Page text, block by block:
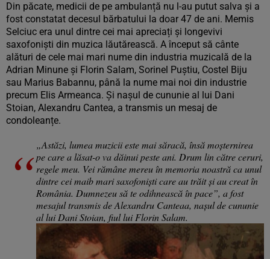
Din păcate, medicii de pe ambulanță nu l-au putut salva și a
fost constatat decesul bărbatului la doar 47 de ani. Memis
Selciuc era unul dintre cei mai apreciați și longevivi
saxofoniști din muzica lăutărească. A început să cânte
alături de cele mai mari nume din industria muzicală de la
Adrian Minune și Florin Salam, Sorinel Puștiu, Costel Biju
sau Marius Babannu, până la nume mai noi din industrie
precum Elis Armeanca. Și nașul de cununie al lui Dani
Stoian, Alexandru Cantea, a transmis un mesaj de
condoleanțe.
„Astăzi, lumea muzicii este mai săracă, însă moșternirea
pe care a lăsat-o va dăinui peste ani. Drum lin către ceruri,
regele meu. Vei rămâne mereu în memoria noastră ca unul
dintre cei maib mari saxofoniști care au trăit și au creat în
România. Dumnezeu să te odihnească în pace”, a fost
mesajul transmis de Alexandru Canteaa, nașul de cununie
al lui Dani Stoian, fiul lui Florin Salam.